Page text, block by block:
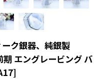
ク銀器、純銀製
エングレービング バ
]